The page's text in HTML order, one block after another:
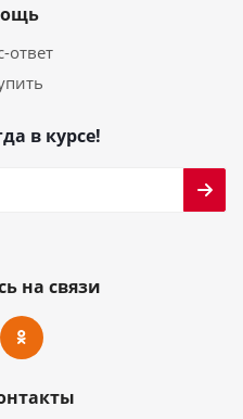
ответ
в курсе!
на связи